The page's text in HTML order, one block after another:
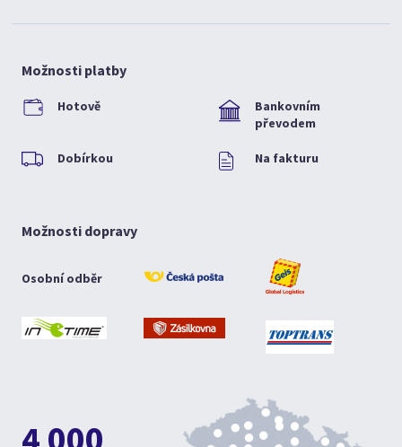
Možnosti platby
Hotově
Bankovním
převodem
Dobírkou Na fakturu
Možnosti dopravy
Osobní odběr